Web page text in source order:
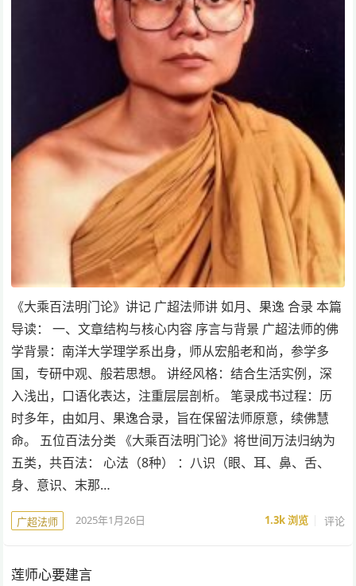
《大乘百法明门论》讲记 广超法师讲 如月、果逸 合录 本篇
导读： 一、文章结构与核心内容 序言与背景 广超法师的佛
学背景：南洋大学理学系出身，师从宏船老和尚，参学多
国，专研中观、般若思想。 讲经风格：结合生活实例，深
入浅出，口语化表达，注重层层剖析。 笔录成书过程：历
时多年，由如月、果逸合录，旨在保留法师原意，续佛慧
命。 五位百法分类 《大乘百法明门论》将世间万法归纳为
五类，共百法： 心法（8种） ：八识（眼、耳、鼻、舌、
身、意识、末那…
广超法师 2025年1月26日 1.3k浏览 评论
莲师心要建言